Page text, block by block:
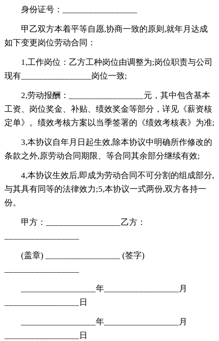
身份证号：_________________
甲乙双方本着平等自愿,协商一致的原则,就年月达成
如下变更岗位劳动合同：
1,工作岗位：乙方工种岗位由调整为;岗位职责与公司
现有________________岗位一致;
2,劳动报酬：_________________元，其中包含基本
工资、岗位奖金、补贴、绩效奖金等部分，详见《薪资核
定单》。绩效考核方案以当季签署的《绩效考核表》为准;
3,本协议自年月日起生效,除本协议中明确所作修改的
条款之外,原劳动合同期限、等合同其余部分继续有效;
4,本协议生效后,即成为劳动合同不可分割的组成部分,
与其具有同等的法律效力;5,本协议一式两份,双方各持一
份。
甲方：_________________乙方：
(盖章) _________________ (签字)
_________________年_________________月
_________________日
_________________年_________________月
_________________日